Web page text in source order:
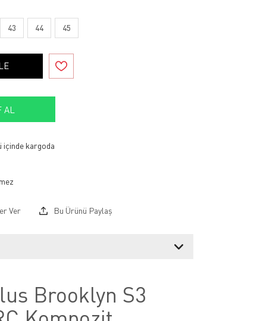
43 44 45
içinde kargoda
Ver Bu Ürünü Paylaş
Brooklyn S3